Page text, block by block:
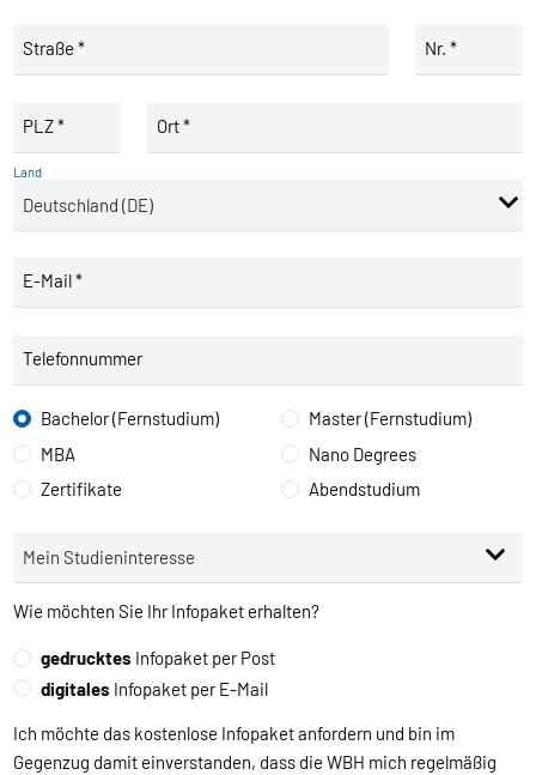
Straße * Nr. *
PLZ * Ort *
Land
E-Mail *
Telefonnummer
Bachelor (Fernstudium)
Master (Fernstudium)
MBA
Nano Degrees
Zertifikate
Abendstudium
Wie möchten Sie Ihr Infopaket erhalten?
gedrucktes Infopaket per Post
digitales Infopaket per E-Mail
Ich möchte das kostenlose Infopaket anfordern und bin im
Gegenzug damit einverstanden, dass die WBH mich regelmäßig